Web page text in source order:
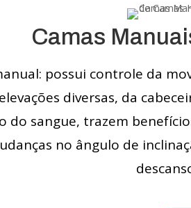
Camas
possui controle da
diversas, da
do sangue, trazem
no ângulo de